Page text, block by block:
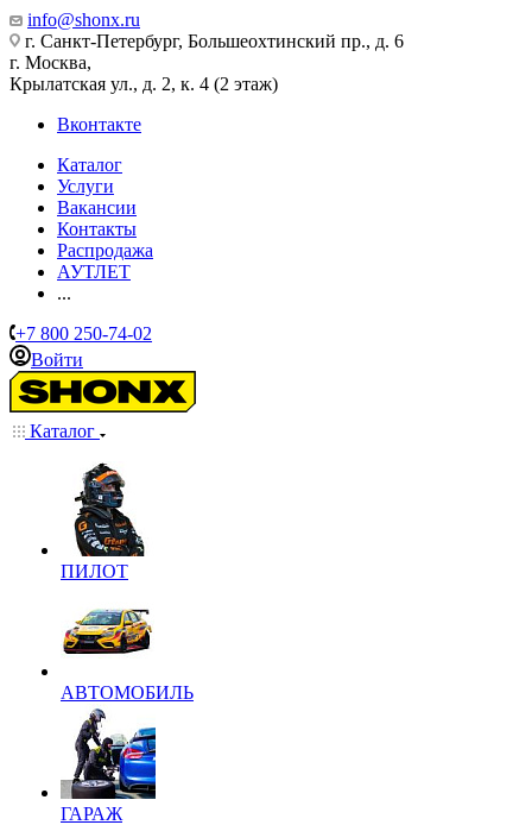
info@shonx.ru
г. Санкт-Петербург, Большеохтинский пр., д. 6
г. Москва,
Крылатская ул., д. 2, к. 4 (2 этаж)
Вконтакте
Каталог
Услуги
Вакансии
Контакты
Распродажа
АУТЛЕТ
...
+7 800 250-74-02
Войти
Каталог
ПИЛОТ
АВТОМОБИЛЬ
ГАРАЖ